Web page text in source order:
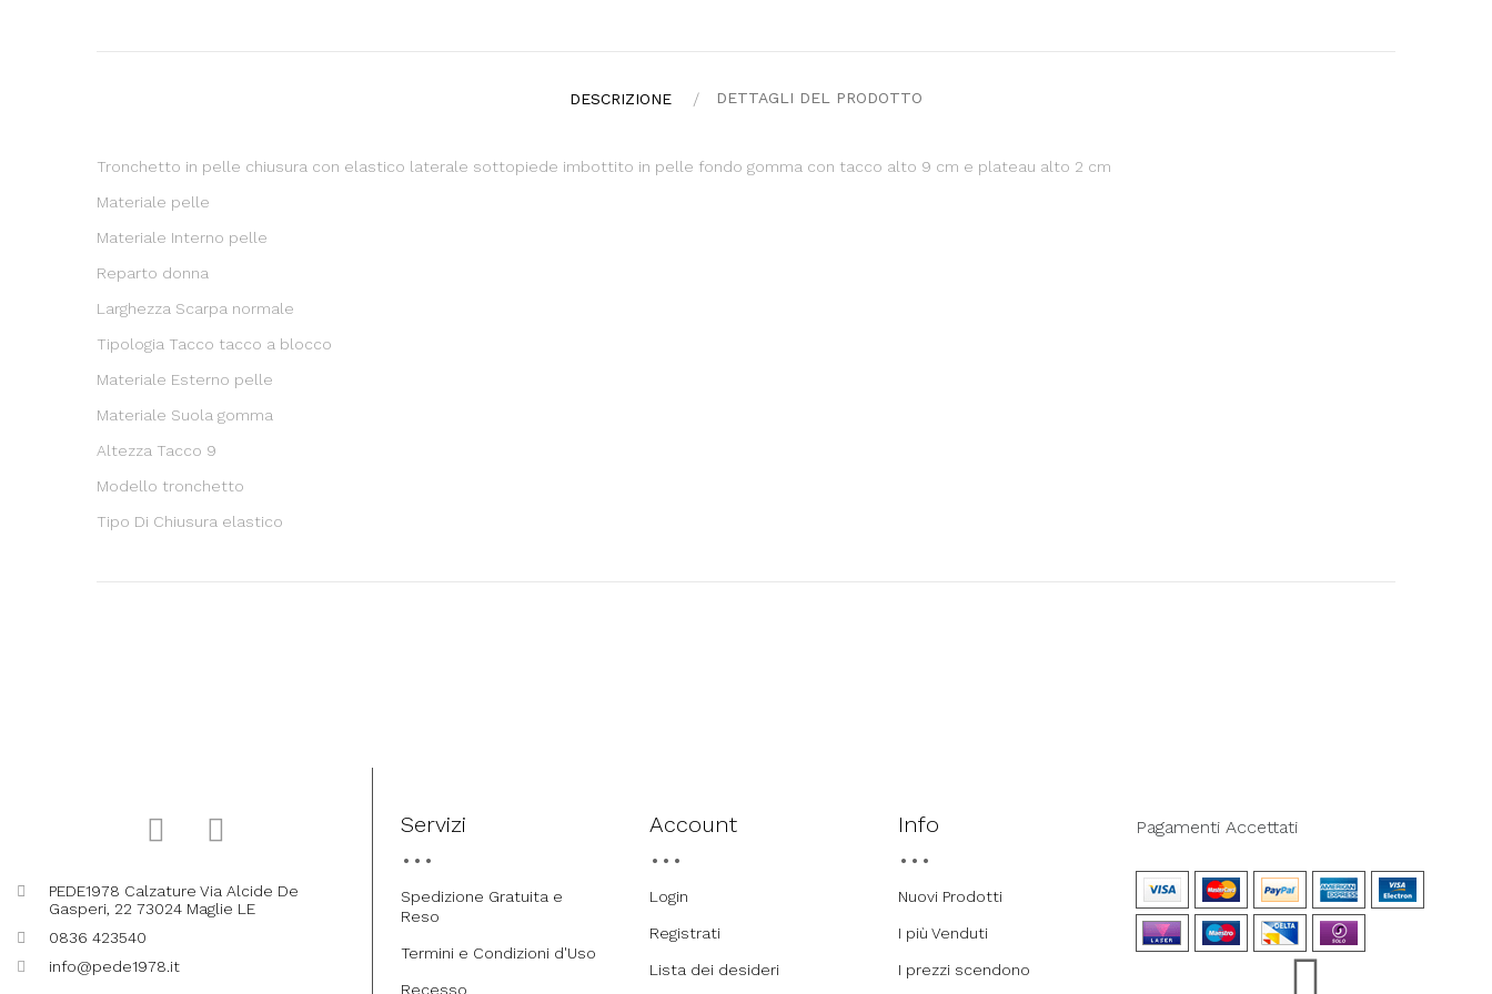
DESCRIZIONE DETTAGLI DEL PRODOTTO
Tronchetto in pelle chiusura con elastico laterale sottopiede imbottito in pelle fondo gomma con tacco alto 9 cm e plateau alto 2 cm
Materiale pelle
Materiale Interno pelle
Reparto donna
Larghezza Scarpa normale
Tipologia Tacco tacco a blocco
Materiale Esterno pelle
Materiale Suola gomma
Altezza Tacco 9
Modello tronchetto
Tipo Di Chiusura elastico
PEDE1978 Calzature Via Alcide De
Gasperi, 22 73024 Maglie LE
0836 423540
info@pede1978.it
Servizi
Spedizione Gratuita e
Reso
Termini e Condizioni d'Uso
Recesso
Account
Login
Registrati
Lista dei desideri
Info
Nuovi Prodotti
I più Venduti
I prezzi scendono
Pagamenti Accettati